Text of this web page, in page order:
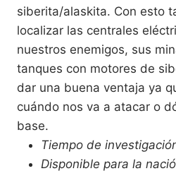
siberita/alaskita. Con esto
localizar las centrales
nuestros enemigos, sus
tanques con motores de
dar una buena ventaja ya
cuándo nos va a atacar o
base.
Tiempo de
Disponible para la